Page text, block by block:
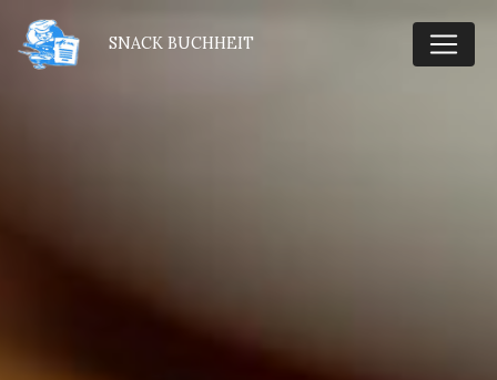
SNACK BUCHHEIT
Panneau de gestion des cookies